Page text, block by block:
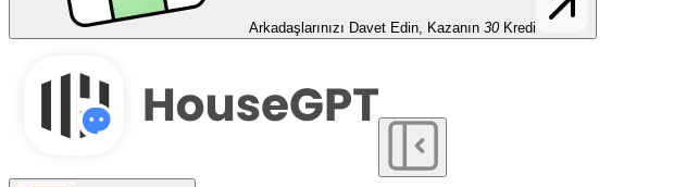
Arkadaşlarınızı Davet Edin, Kazanın 30 Kredi